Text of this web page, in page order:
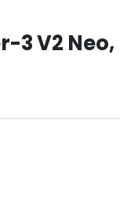
V2 Neo,